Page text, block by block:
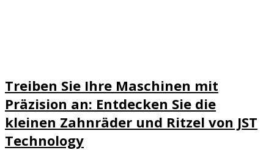
Treiben Sie Ihre Maschinen mit
Präzision an: Entdecken Sie die
kleinen Zahnräder und Ritzel von JST
Technology